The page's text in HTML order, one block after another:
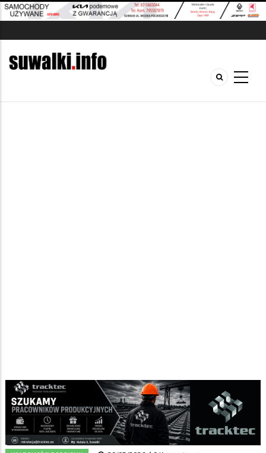
Ścieżka
nawigacyjna
Strona główna Wiadomości/Wiadomości z regionu
Sejny na mapie najważniejszych edukacyjnych „przewrotów” w Polsce
FacebookPinterest Tumblr
0 Reddit Share